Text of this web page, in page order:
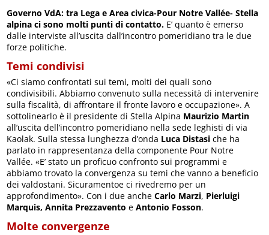
Governo VdA: tra Lega e Area civica-Pour Notre Vallée- Stella
alpina ci sono molti punti di contatto. E’ quanto è emerso
dalle interviste all’uscita dall’incontro pomeridiano tra le due
forze politiche.
Temi condivisi
«Ci siamo confrontati sui temi, molti dei quali sono
condivisibili. Abbiamo convenuto sulla necessità di intervenire
sulla fiscalità, di affrontare il fronte lavoro e occupazione». A
sottolinearlo è il presidente di Stella Alpina Maurizio Martin
all’uscita dell’incontro pomeridiano nella sede leghisti di via
Kaolak. Sulla stessa lunghezza d’onda Luca Distasi che ha
parlato in rappresentanza della componente Pour Notre
Vallée. «E’ stato un proficuo confronto sui programmi e
abbiamo trovato la convergenza su temi che vanno a beneficio
dei valdostani. Sicuramentoe ci rivedremo per un
approfondimento». Con i due anche Carlo Marzi, Pierluigi
Marquis, Annita Prezzavento eAntonio Fosson.
Molte convergenze